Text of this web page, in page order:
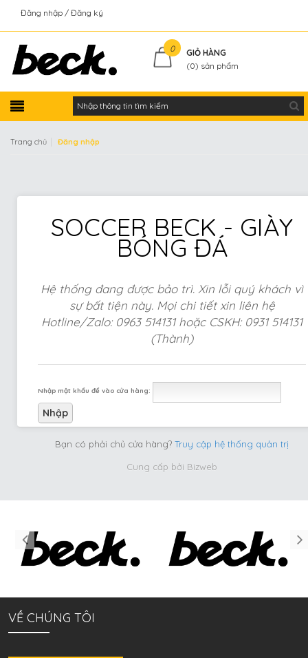
Đăng nhập Đăng ký
0
GIỎ HÀNG
(0) sản phẩm
Trang chủ Đăng nhập
SOCCER BECK - GIÀY
BÓNG ĐÁ
Hệ thống đang được bảo trì. Xin lỗi quý khách vì
sự bất tiện này. Mọi chi tiết xin liên hệ
Hotline/Zalo: 0963 514131 hoặc CSKH: 0931 514131
(Thành)
Nhập mật khẩu để vào cửa hàng:
Bạn có phải chủ cửa hàng? Truy cập hệ thống quản trị
Cung cấp bởi Bizweb
VỀ CHÚNG TÔI